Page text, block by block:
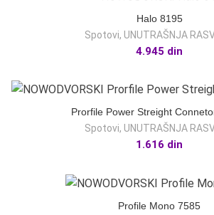
Halo 8195
Spotovi, UNUTRAŠNJA
4.945 din
Prorfile Power Streight
Spotovi, UNUTRAŠNJA
1.616 din
Profile Mono 7585